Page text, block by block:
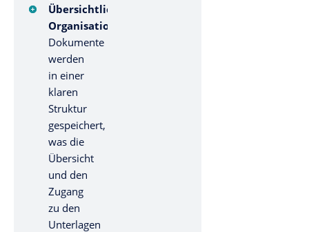
Übersichtliche
Organisation:
Dokumente
werden
in einer
klaren
Struktur
gespeichert,
was die
Übersicht
und den
Zugang
zu den
Unterlagen